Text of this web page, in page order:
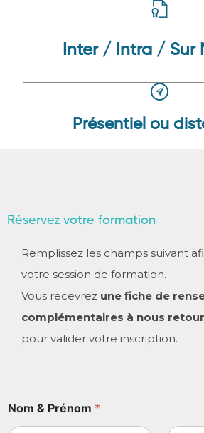
Inter / Intra / Sur
Présentiel ou
Réservez votre formation
Remplissez les champs suivant
votre session de formation.
Vous recevrez une fiche de
complémentaires à nous
pour valider votre inscription.
Nom & Prénom *